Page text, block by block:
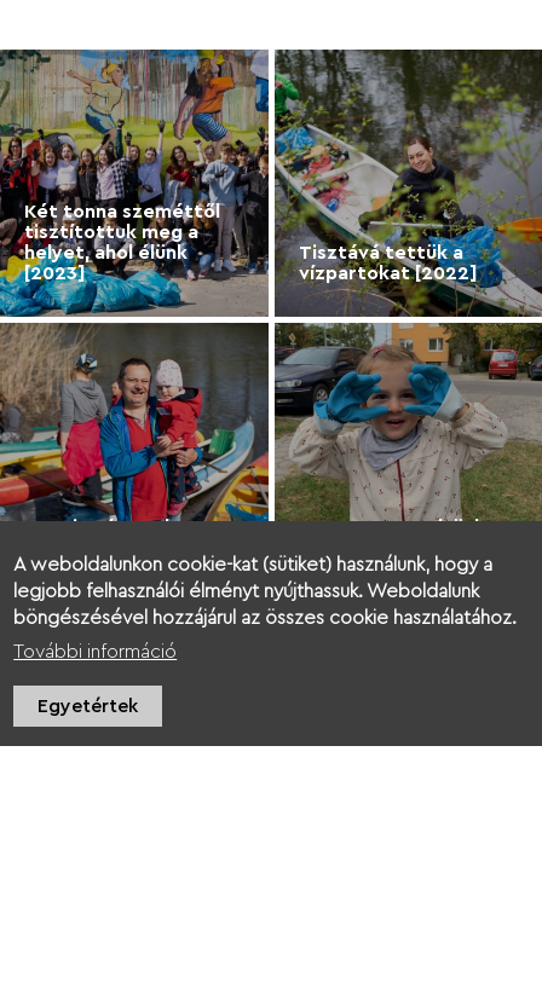
Két tonna szeméttől
tisztítottuk meg a
helyet, ahol élünk
[2023]
Tisztává tettük a
vízpartokat [2022]
Megtisztítottuk a
Szemetet szedtünk a
A weboldalunkon cookie-kat (sütiket) használunk, hogy a
legjobb felhasználói élményt nyújthassuk. Weboldalunk
böngészésével hozzájárul az összes cookie használatához.
További információ
Egyetértek